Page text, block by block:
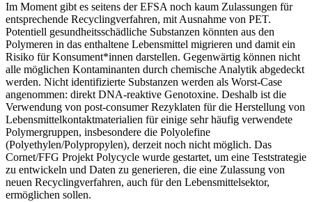
Im Moment gibt es seitens der EFSA noch kaum Zulassungen für
entsprechende Recyclingverfahren, mit Ausnahme von PET.
Potentiell gesundheitsschädliche Substanzen könnten aus den
Polymeren in das enthaltene Lebensmittel migrieren und damit ein
Risiko für Konsument*innen darstellen. Gegenwärtig können nicht
alle möglichen Kontaminanten durch chemische Analytik abgedeckt
werden. Nicht identifizierte Substanzen werden als Worst-Case
angenommen: direkt DNA-reaktive Genotoxine. Deshalb ist die
Verwendung von post-consumer Rezyklaten für die Herstellung von
Lebensmittelkontaktmaterialien für einige sehr häufig verwendete
Polymergruppen, insbesondere die Polyolefine
(Polyethylen/Polypropylen), derzeit noch nicht möglich. Das
Cornet/FFG Projekt Polycycle wurde gestartet, um eine Teststrategie
zu entwickeln und Daten zu generieren, die eine Zulassung von
neuen Recyclingverfahren, auch für den Lebensmittelsektor,
ermöglichen sollen.